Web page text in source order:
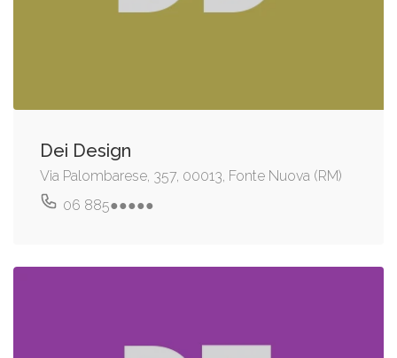
Dei Design
Via Palombarese, 357, 00013, Fonte Nuova (RM)
06 885●●●●●